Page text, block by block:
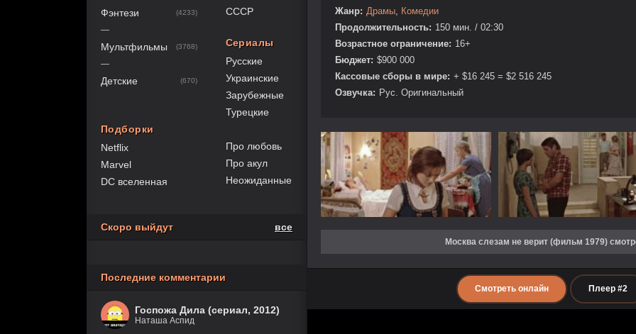
Жанр: Драмы
Комедии
Продолжительность: 150 мин. / 02:30
Возрастное ограничение: 16+
Бюджет: $900 000
Кассовые сборы в мире: + $16 245 = $2 516 245
Озвучка: Рус. Оригинальный
Москва слезам не верит (фильм 1979)
Смотреть онлайн Плеер #2
Фэнтези (4233)
—
Мультфильмы (3768)
—
Детские (670)
Подборки
Netflix
Marvel
DC вселенная
СССР
Сериалы
Русские
Украинские
Зарубежные
Турецкие
Про любовь
Про акул
Неожиданные
Скоро выйдут все
Последние комментарии
Госпожа Дила (сериал, 2012)
Наташа Аспид